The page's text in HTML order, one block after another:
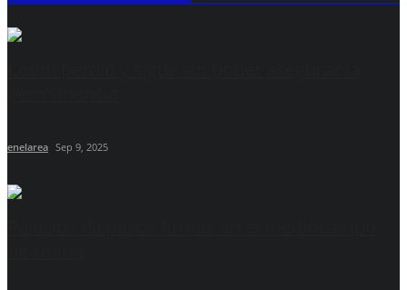
enelarea Sep 9, 2025